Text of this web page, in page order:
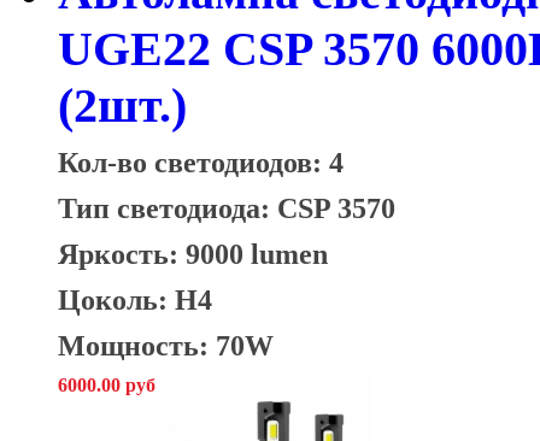
UGE22 CSP 3570
(2шт.)
Кол-во светодиодов: 4
Тип светодиода: CSP 3570
Яркость: 9000 lumen
Цоколь: H4
Мощность: 70W
6000.00 руб